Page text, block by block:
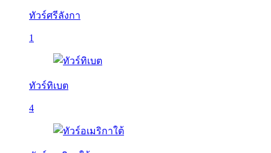
ทัวร์ศรีลังกา
1
ทัวร์ทิเบต
4